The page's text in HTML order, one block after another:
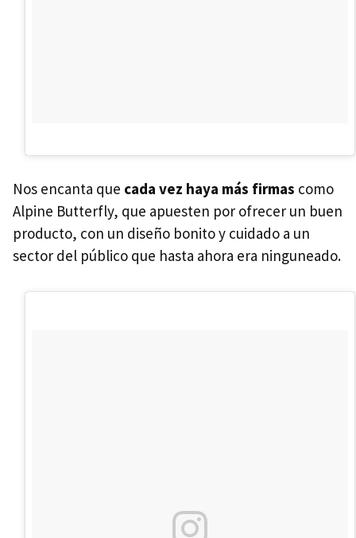
Nos encanta que cada vez haya más firmas como
Alpine Butterfly, que apuesten por ofrecer un buen
producto, con un diseño bonito y cuidado a un
sector del público que hasta ahora era ninguneado.